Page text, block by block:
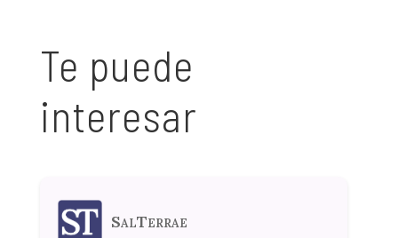
Te puede
interesar
SalTerrae